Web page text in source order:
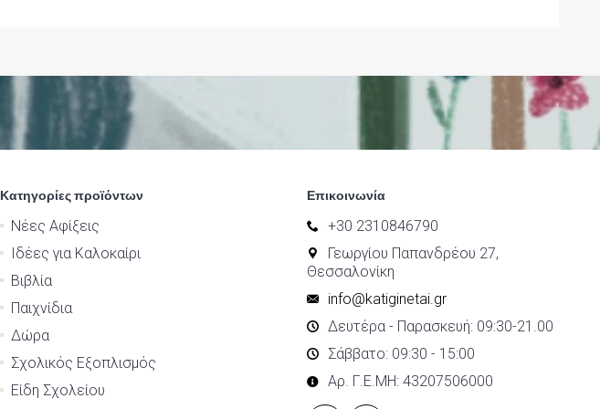
Κατηγορίες προϊόντων
Νέες Αφίξεις
Ιδέες για Καλοκαίρι
Βιβλία
Παιχνίδια
Δώρα
Σχολικός Εξοπλισμός
Είδη Σχολείου
Επικοινωνία
+30 2310846790
Γεωργίου Παπανδρέου 27,
Θεσσαλονίκη
info@katiginetai.gr
Δευτέρα - Παρασκευή: 09:30-21.00
Σάββατο: 09:30 - 15:00
Αρ. Γ.Ε.ΜΗ: 43207506000